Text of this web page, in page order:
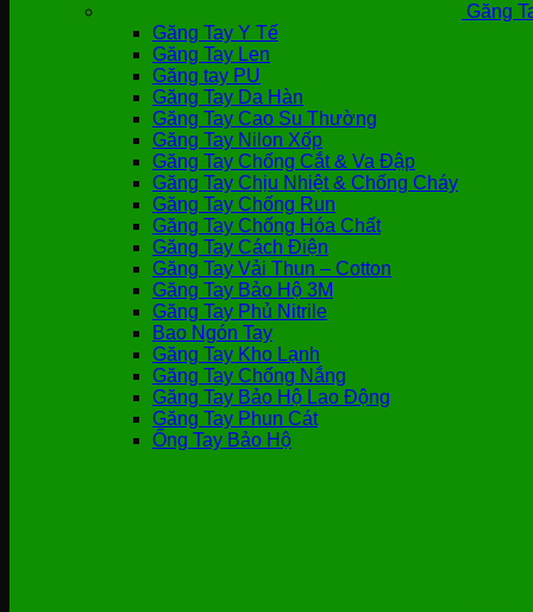
Găng
Găng Tay Y Tế
Găng Tay Len
Găng tay PU
Găng Tay Da Hàn
Găng Tay Cao Su Thường
Găng Tay Nilon Xốp
Găng Tay Chống Cắt & Va Đập
Găng Tay Chịu Nhiệt & Chống Cháy
Găng Tay Chống Run
Găng Tay Chống Hóa Chất
Găng Tay Cách Điện
Găng Tay Vải Thun – Cotton
Găng Tay Bảo Hộ 3M
Găng Tay Phủ Nitrile
Bao Ngón Tay
Găng Tay Kho Lạnh
Găng Tay Chống Nắng
Găng Tay Bảo Hộ Lao Động
Găng Tay Phun Cát
Ống Tay Bảo Hộ